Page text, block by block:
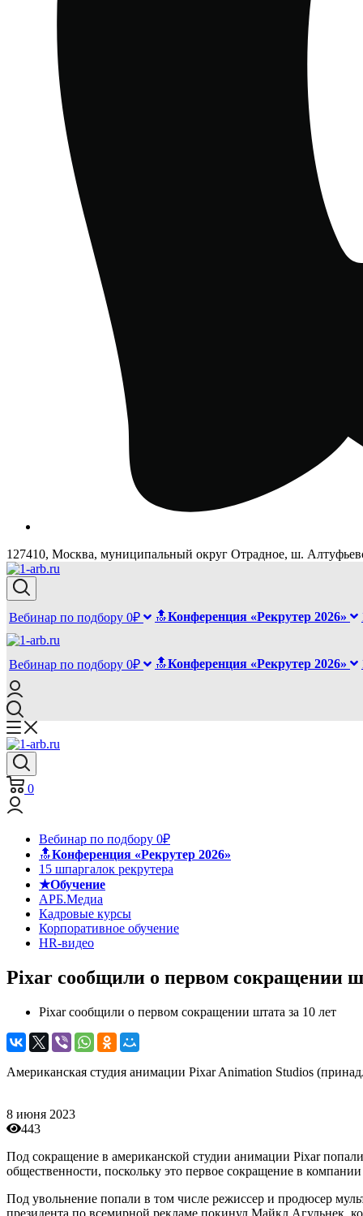
127410, Москва, муниципальный округ Отрадное, ш.
Вебинар по подбору 0₽ 🔝Конференция «Рекрутер 2026»
Вебинар по подбору 0₽ 🔝Конференция «Рекрутер 2026»
0
Вебинар по подбору 0₽
🔝Конференция «Рекрутер 2026»
15 шпаргалок рекрутера
★Обучение
АРБ.Медиа
Кадровые курсы
Корпоративное обучение
HR-видео
Pixar сообщили о первом сокращении
Pixar сообщили о первом сокращении штата за 10 лет
Американская студия анимации Pixar Animation Studios
8 июня 2023
443
Под сокращение в американской студии анимации Pixar
общественности, поскольку это первое сокращение в
Под увольнение попали в том числе режиссер и продюсер
президента по всемирной рекламе покинул Майкл Агульнек,